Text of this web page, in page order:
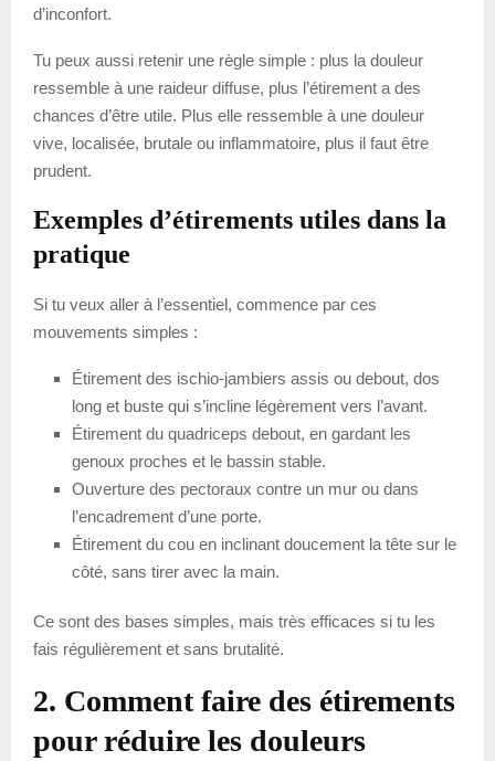
d’inconfort.
Tu peux aussi retenir une règle simple : plus la douleur
ressemble à une raideur diffuse, plus l’étirement a des
chances d’être utile. Plus elle ressemble à une douleur
vive, localisée, brutale ou inflammatoire, plus il faut être
prudent.
Exemples d’étirements utiles dans la
pratique
Si tu veux aller à l’essentiel, commence par ces
mouvements simples :
Étirement des ischio-jambiers assis ou debout, dos
long et buste qui s’incline légèrement vers l’avant.
Étirement du quadriceps debout, en gardant les
genoux proches et le bassin stable.
Ouverture des pectoraux contre un mur ou dans
l’encadrement d’une porte.
Étirement du cou en inclinant doucement la tête sur le
côté, sans tirer avec la main.
Ce sont des bases simples, mais très efficaces si tu les
fais régulièrement et sans brutalité.
2. Comment faire des étirements
pour réduire les douleurs